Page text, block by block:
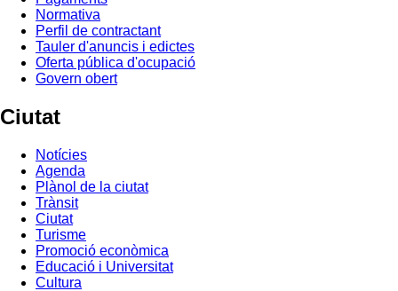
Normativa
Perfil de contractant
Tauler d'anuncis i edictes
Oferta pública d'ocupació
Govern obert
Ciutat
Notícies
Agenda
Plànol de la ciutat
Trànsit
Ciutat
Turisme
Promoció econòmica
Educació i Universitat
Cultura